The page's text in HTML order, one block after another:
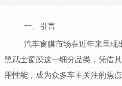
一、引言
汽车窗膜市场在近年来呈现
黑武士窗膜这一细分品类，凭借
用性能，成为众多车主关注的焦